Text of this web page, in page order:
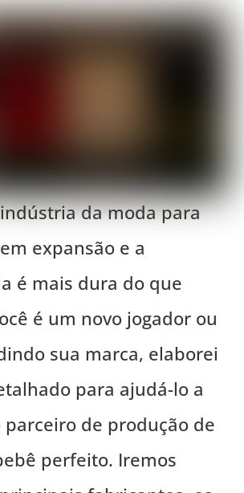
da moda para
expansão e a
é mais dura do que
é um novo jogador ou
sua marca, elaborei
para ajudá-lo a
de produção de
perfeito. Iremos